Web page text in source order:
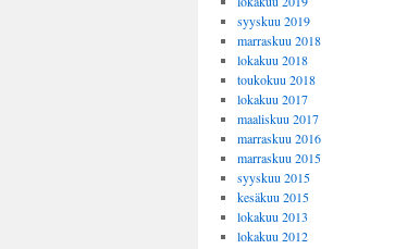
syyskuu 2019
marraskuu 2018
lokakuu 2018
toukokuu 2018
lokakuu 2017
maaliskuu 2017
marraskuu 2016
marraskuu 2015
syyskuu 2015
kesäkuu 2015
lokakuu 2013
lokakuu 2012